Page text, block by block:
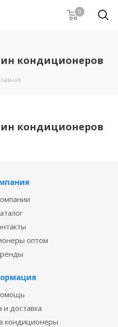
0
кондиционеров
кондиционеров
оптом
и доставка
кондиционеры